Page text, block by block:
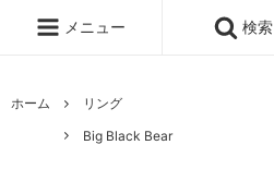
メニュー 検索
ホーム
リング
Big Black Bear